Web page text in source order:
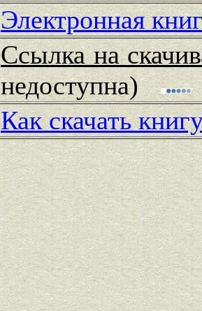
Электронная
Ссылка на
недоступна)
Как скачать